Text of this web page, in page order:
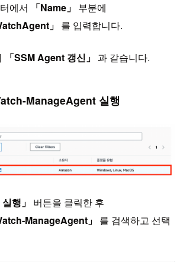
에서 「Name」 부분에
」 를 입력합니다.
「SSM Agent 갱신」 과 같습니다.
ManageAgent 실행
행」 버튼을 클릭한 후
ManageAgent」 를 검색하고 선택